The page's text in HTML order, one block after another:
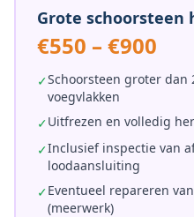
Grote schoorsteen
€550 – €900
✓Schoorsteen groter dan
voegvlakken
✓Uitfrezen en volledig
✓Inclusief inspectie van
loodaansluiting
✓Eventueel repareren
(meerwerk)